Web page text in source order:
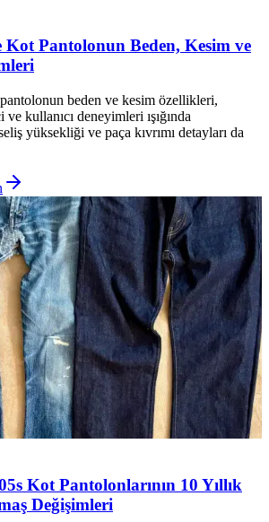
Kot Pantolonun Beden, Kesim ve
beden ve kesim özellikleri,
ve kullanıcı deneyimleri ışığında
yüksekliği ve paça kıvrımı detayları da
Kot Pantolonlarının 10 Yıllık
Değişimleri